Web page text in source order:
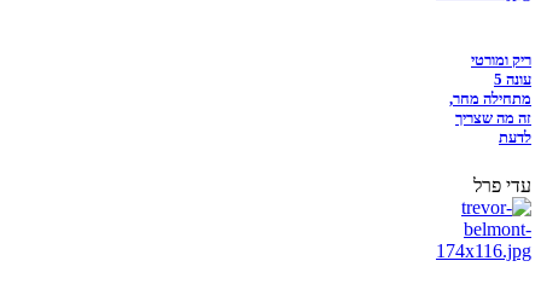
ריק ומורטי
עונה 5
מתחילה מחר,
זה מה שצריך
לדעת
עדי פרל